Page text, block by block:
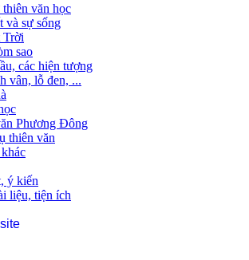
văn học
và sự sống
Trời
sao
các hiện tượng
vân, lỗ đen, ...
Phương Đông
thiên văn
ý kiến
liệu, tiện ích